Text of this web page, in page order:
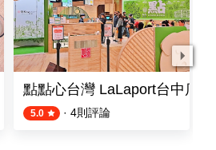
點點心台灣 LaLaport台中店
5.0 · 4則評論